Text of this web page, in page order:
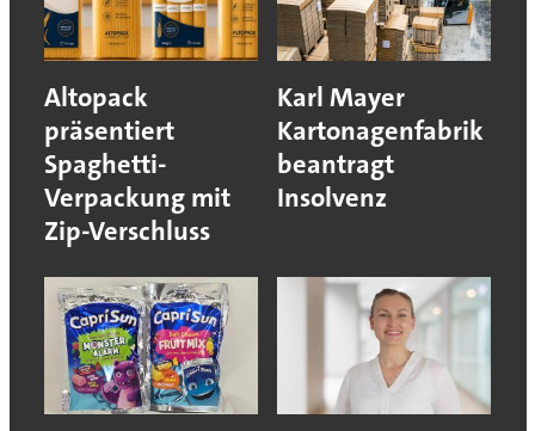
Altopack
präsentiert
Spaghetti-
Verpackung mit
Zip-Verschluss
Karl Mayer
Kartonagenfabrik
beantragt
Insolvenz